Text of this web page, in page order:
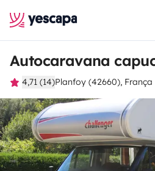
Autocaravana
4,71 (14)Planfoy (42660), França